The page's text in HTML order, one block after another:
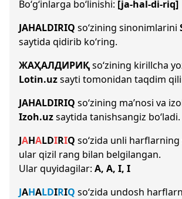
Bo‘g‘inlarga bo‘linishi: [ja-hal-di-riq]
JAHALDIRIQ so‘zining sinonimlarini
saytida qidirib ko‘ring.
ЖАҲАЛДИРИҚso‘zining kirillcha
Lotin.uzsayti tomonidan taqdim
JAHALDIRIQ so‘zining ma’nosi va
Izoh.uzsaytida tanishsangiz bo‘ladi.
JAHALDIRIQ so‘zida unli harflarning
ular qizil rang bilan belgilangan.
Ular quyidagilar: A, A, I, I
JAHALDIRIQ so‘zida undosh